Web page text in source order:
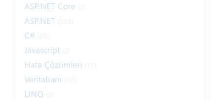
ASP.NET Core
ASP.NET
C#
Javascript
Hata Çözümleri
Veritabanı
LINQ